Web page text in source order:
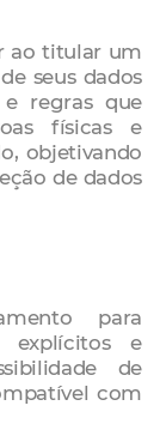
ao titular um
seus dados
e regras que
físicas e
objetivando
de dados
para
explícitos e
de
com